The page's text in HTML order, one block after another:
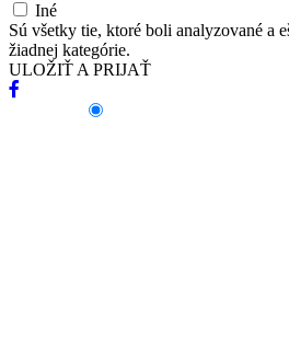
Iné
Sú všetky tie, ktoré boli analyzované a
žiadnej kategórie.
ULOŽIŤ A PRIJAŤ